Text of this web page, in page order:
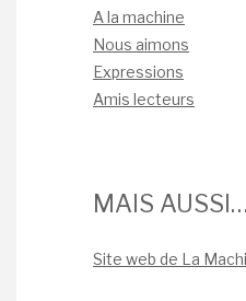
A la machine
Nous aimons
Expressions
Amis lecteurs
MAIS AUSSI…
Site web de La